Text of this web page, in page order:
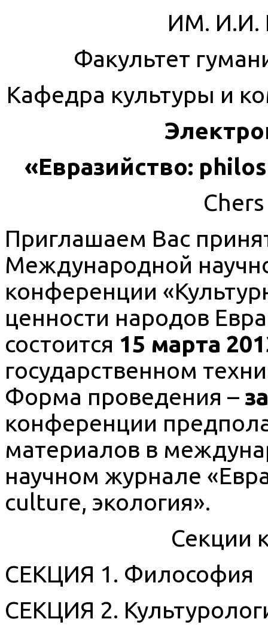
ИМ. И.И.
Факультет
Кафедра культуры и
«Евразийство:
Приглашаем Вас
Международной
конференции
ценности народов
состоится 15 марта
государственном
Форма проведения –
конференции
материалов в
научном журнале
culture, экология».
Секции
СЕКЦИЯ 1. Философия
СЕКЦИЯ 2.